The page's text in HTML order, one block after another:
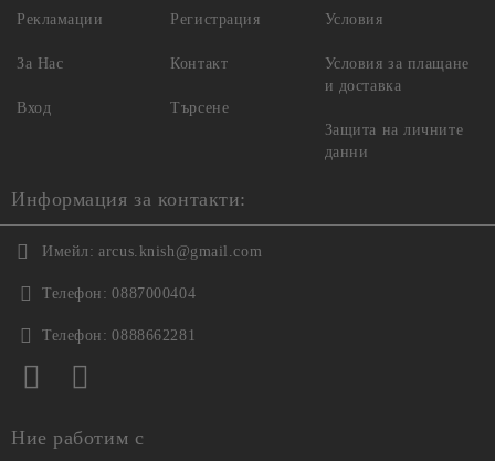
Рекламации
За Нас
Вход
Регистрация
Контакт
Търсене
Условия
Условия за плащане
и доставка
Защита на личните
данни
Информация за контакти:
Имейл: arcus.knish@gmail.com
Телефон: 0887000404
Телефон: 0888662281
Ние работим с